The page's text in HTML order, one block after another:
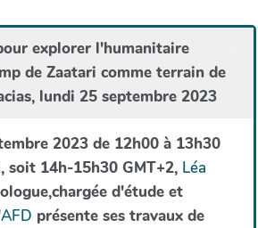
explorer l'humanitaire
de Zaatari comme terrain de
lundi 25 septembre 2023
2023 de 12h00 à 13h30
, soit 14h-15h30 GMT+2, Léa
d'étude et
AFD présente ses travaux de